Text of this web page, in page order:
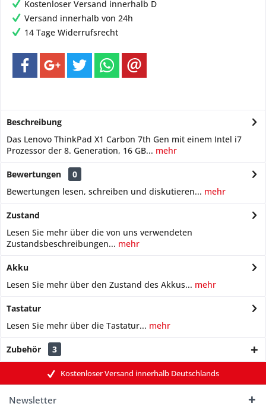
Kostenloser Versand innerhalb D
Versand innerhalb von 24h
14 Tage Widerrufsrecht
Beschreibung
Das Lenovo ThinkPad X1 Carbon 7th Gen mit einem Intel i7
Prozessor der 8. Generation, 16 GB... mehr
Bewertungen
0
Bewertungen lesen, schreiben und diskutieren... mehr
Zustand
Lesen Sie mehr über die von uns verwendeten
Zustandsbeschreibungen... mehr
Akku
Lesen Sie mehr über den Zustand des Akkus... mehr
Tastatur
Lesen Sie mehr über die Tastatur... mehr
Zubehör 3
Kostenloser Versand innerhalb Deutschlands
Newsletter